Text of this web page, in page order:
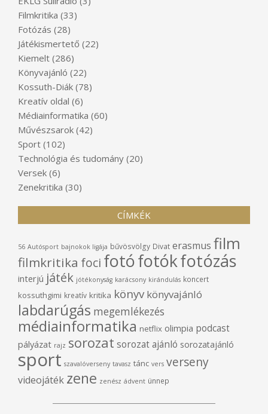
Filmkritika (33)
Fotózás (28)
Játékismertető (22)
Kiemelt (286)
Könyvajánló (22)
Kossuth-Diák (78)
Kreatív oldal (6)
Médiainformatika (60)
Művészsarok (42)
Sport (102)
Technológia és tudomány (20)
Versek (6)
Zenekritika (30)
CÍMKÉK
56 Autósport bajnokok ligája bűvösvölgy Divat erasmus film
filmkritika foci fotófotókfotózás
interjú játék jótékonyság karácsony kirándulás koncert
kossuthgimi kreatív kritika könyv könyvajánló
labdarúgás megemlékezés
médiainformatika netflix olimpia podcast
pályázat rajz sorozat sorozat ajánló sorozatajánló
sport szavalóverseny tavasz tánc vers verseny
videojáték zene zenész ádvent ünnep